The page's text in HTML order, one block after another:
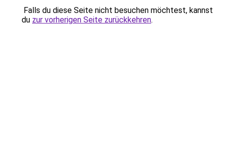
Falls du diese Seite nicht besuchen möchtest, kannst
du zur vorherigen Seite zurückkehren.